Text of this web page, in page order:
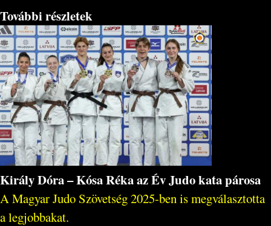
További részletek
Király Dóra – Kósa Réka az Év Judo kata párosa
A Magyar Judo Szövetség 2025-ben is megválasztotta
a legjobbakat.